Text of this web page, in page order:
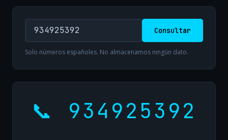
Consultar
Solo números españoles. No almacenamos ningún dato.
📞 934925392